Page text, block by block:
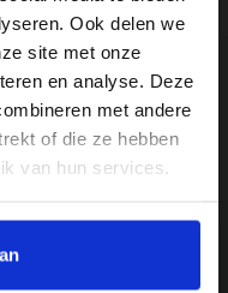
Ook delen we
site met onze
en analyse. Deze
met andere
of die ze hebben
van hun services.
voor deze